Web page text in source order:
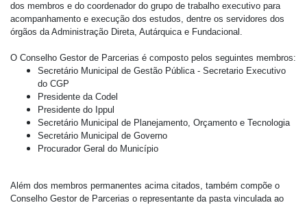
dos membros e do coordenador do grupo de trabalho executivo para
acompanhamento e execução dos estudos, dentre os servidores dos
órgãos da Administração Direta, Autárquica e Fundacional.
O Conselho Gestor de Parcerias é composto pelos seguintes membros:
Secretário Municipal de Gestão Pública - Secretario Executivo
do CGP
Presidente da Codel
Presidente do Ippul
Secretário Municipal de Planejamento, Orçamento e Tecnologia
Secretário Municipal de Governo
Procurador Geral do Município
Além dos membros permanentes acima citados, também compõe o
Conselho Gestor de Parcerias o representante da pasta vinculada ao